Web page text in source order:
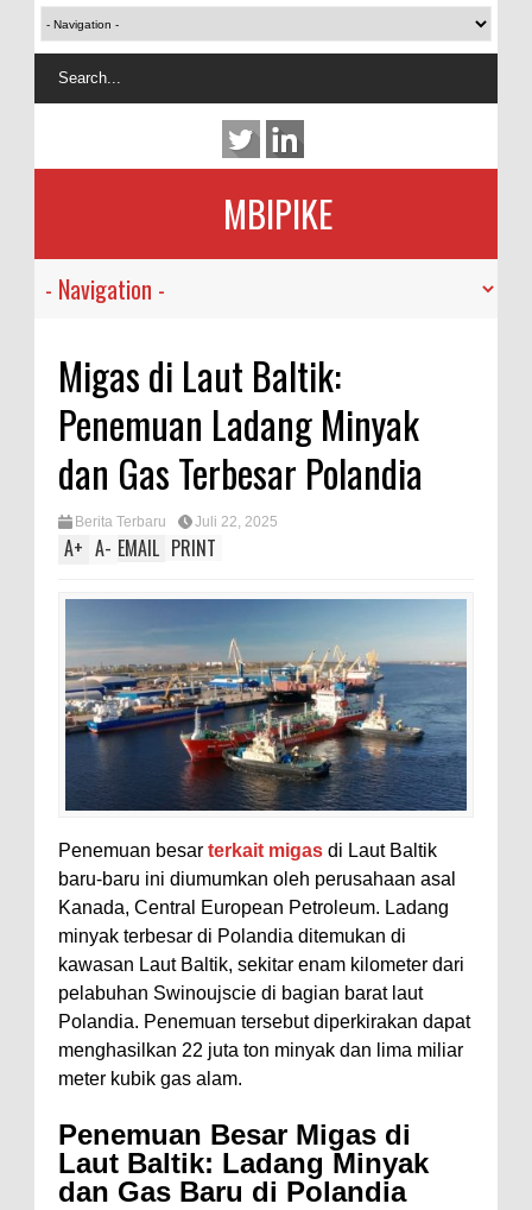
MBIPIKE
Migas di Laut Baltik:
Penemuan Ladang Minyak
dan Gas Terbesar Polandia
Berita Terbaru Juli 22, 2025
A+ A- EMAIL PRINT
Penemuan besar terkait migas di Laut Baltik
baru-baru ini diumumkan oleh perusahaan asal
Kanada, Central European Petroleum. Ladang
minyak terbesar di Polandia ditemukan di
kawasan Laut Baltik, sekitar enam kilometer dari
pelabuhan Swinoujscie di bagian barat laut
Polandia. Penemuan tersebut diperkirakan dapat
menghasilkan 22 juta ton minyak dan lima miliar
meter kubik gas alam.
Penemuan Besar Migas di
Laut Baltik: Ladang Minyak
dan Gas Baru di Polandia